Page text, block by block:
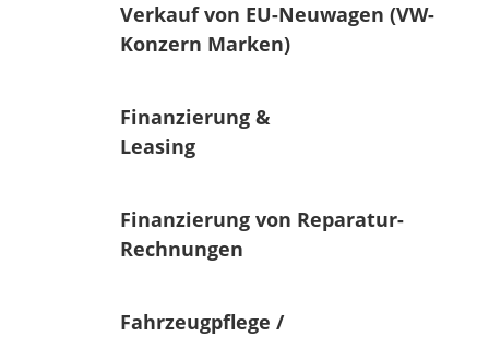
Verkauf von EU-Neuwagen (VW-
Konzern Marken)
Finanzierung &
Leasing
Finanzierung von Reparatur-
Rechnungen
Fahrzeugpflege /